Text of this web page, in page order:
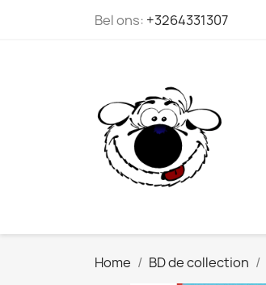
Bel ons: +3264331307
Home BD de collection